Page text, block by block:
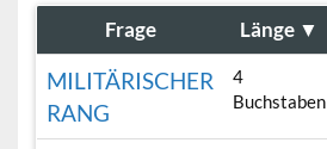
Frage Länge ▼
MILITÄRISCHER
RANG
4
Buchstaben